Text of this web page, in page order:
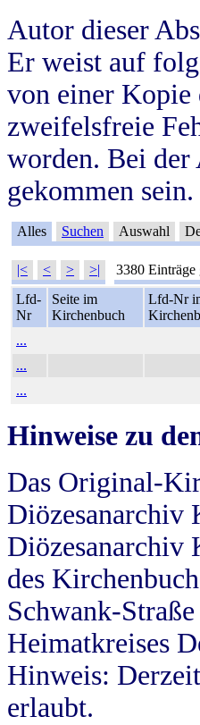
Autor dieser
Er weist auf
von einer Kopie
zweifelsfreie
worden. Bei der
gekommen
Alles Suchen Auswahl
|< < > >| 3380 Einträge
Lfd-
Nr
Seite im
Kirchenbuch
Lfd-Nr
...
...
...
Hinweise zu
Das Original-
Diözesanarchiv
Diözesanarchiv
des
Schwank-
Heimatkreises
Hinweis:
erlaubt.